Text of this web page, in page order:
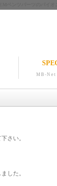
MB-Net
さい。
した。